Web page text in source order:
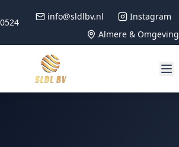
info@sldlbv.nl Instagram
Almere & Omgeving